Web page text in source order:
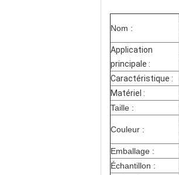
Nom :
Application
principale :
Caractéristique :
Matériel :
Taille :
Couleur :
Emballage :
Échantillon :